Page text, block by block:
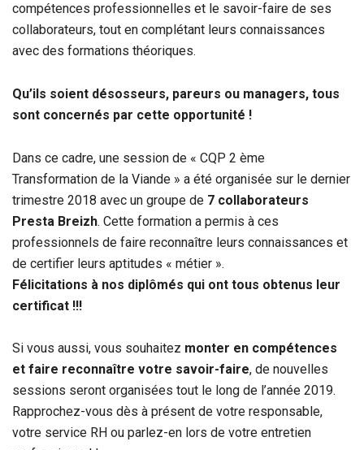
compétences professionnelles et le savoir-faire de ses
collaborateurs, tout en complétant leurs connaissances
avec des formations théoriques.
Qu’ils soient désosseurs, pareurs ou managers, tous
sont concernés par cette opportunité !
Dans ce cadre, une session de « CQP 2 ème
Transformation de la Viande » a été organisée sur le dernier
trimestre 2018 avec un groupe de 7 collaborateurs
Presta Breizh. Cette formation a permis à ces
professionnels de faire reconnaître leurs connaissances et
de certifier leurs aptitudes « métier ».
Félicitations à nos diplômés qui ont tous obtenus leur
certificat !!!
Si vous aussi, vous souhaitez monter en compétences
et faire reconnaître votre savoir-faire, de nouvelles
sessions seront organisées tout le long de l’année 2019.
Rapprochez-vous dès à présent de votre responsable,
votre service RH ou parlez-en lors de votre entretien